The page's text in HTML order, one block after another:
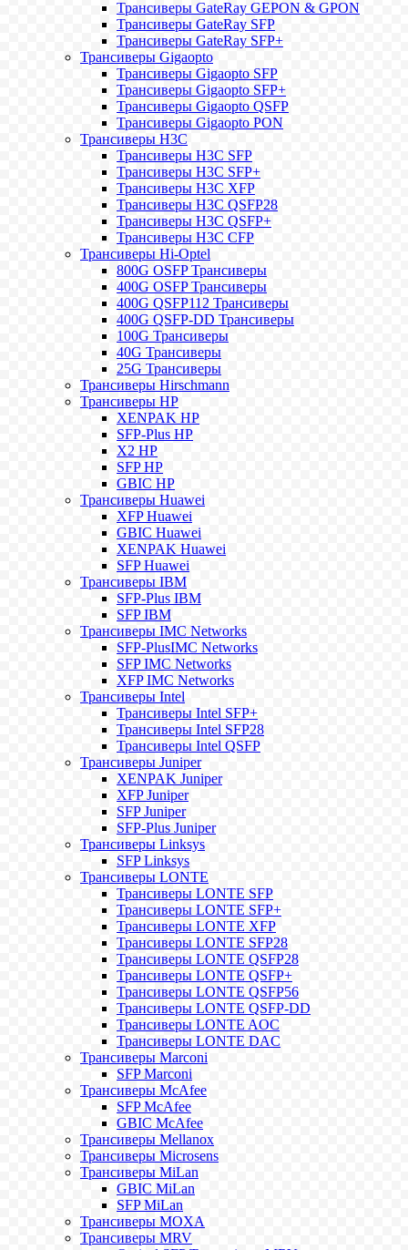
Трансиверы GateRay GEPON & GPON
Трансиверы GateRay SFP
Трансиверы GateRay SFP+
Трансиверы Gigaopto
Трансиверы Gigaopto SFP
Трансиверы Gigaopto SFP+
Трансиверы Gigaopto QSFP
Трансиверы Gigaopto PON
Трансиверы H3C
Трансиверы H3C SFP
Трансиверы H3C SFP+
Трансиверы H3C XFP
Трансиверы H3C QSFP28
Трансиверы H3C QSFP+
Трансиверы H3C CFP
Трансиверы Hi-Optel
800G OSFP Трансиверы
400G OSFP Трансиверы
400G QSFP112 Трансиверы
400G QSFP-DD Трансиверы
100G Трансиверы
40G Трансиверы
25G Трансиверы
Трансиверы Hirschmann
Трансиверы HP
XENPAK HP
SFP-Plus HP
X2 HP
SFP HP
GBIC HP
Трансиверы Huawei
XFP Huawei
GBIC Huawei
XENPAK Huawei
SFP Huawei
Трансиверы IBM
SFP-Plus IBM
SFP IBM
Трансиверы IMC Networks
SFP-PlusIMC Networks
SFP IMC Networks
XFP IMC Networks
Трансиверы Intel
Трансиверы Intel SFP+
Трансиверы Intel SFP28
Трансиверы Intel QSFP
Трансиверы Juniper
XENPAK Juniper
XFP Juniper
SFP Juniper
SFP-Plus Juniper
Трансиверы Linksys
SFP Linksys
Трансиверы LONTE
Трансиверы LONTE SFP
Трансиверы LONTE SFP+
Трансиверы LONTE XFP
Трансиверы LONTE SFP28
Трансиверы LONTE QSFP28
Трансиверы LONTE QSFP+
Трансиверы LONTE QSFP56
Трансиверы LONTE QSFP-DD
Трансиверы LONTE AOC
Трансиверы LONTE DAC
Трансиверы Marconi
SFP Marconi
Трансиверы McAfee
SFP McAfee
GBIC McAfee
Трансиверы Mellanox
Трансиверы Microsens
Трансиверы MiLan
GBIC MiLan
SFP MiLan
Трансиверы MOXA
Трансиверы MRV